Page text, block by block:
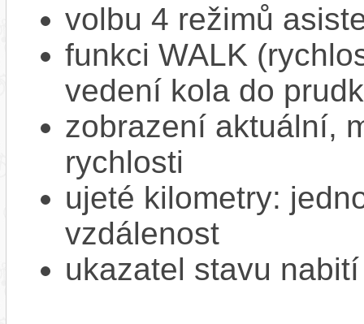
volbu 4 režimů
funkci WALK
vedení kola do
zobrazení aktuální,
rychlosti
ujeté kilometry:
vzdálenost
ukazatel stavu